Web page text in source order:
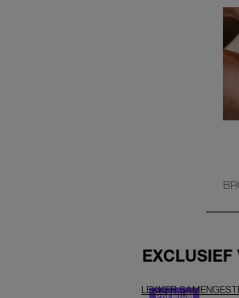
EXCLUSIEF
LEKKER